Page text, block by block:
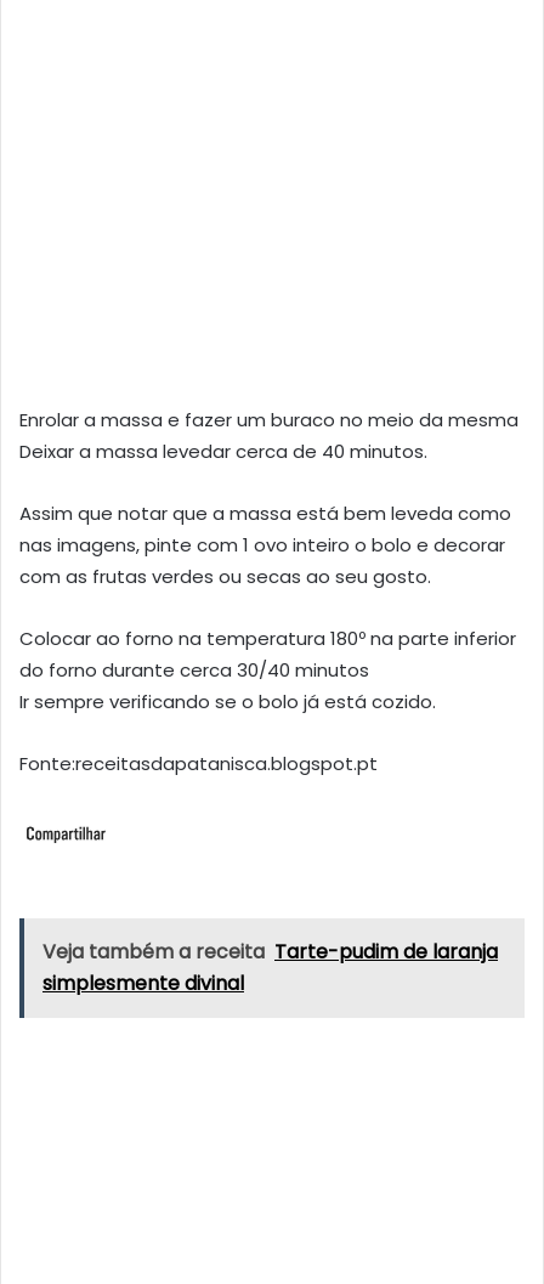
Enrolar a massa e fazer um buraco no meio da mesma
Deixar a massa levedar cerca de 40 minutos.
Assim que notar que a massa está bem leveda como
nas imagens, pinte com 1 ovo inteiro o bolo e decorar
com as frutas verdes ou secas ao seu gosto.
Colocar ao forno na temperatura 180º na parte inferior
do forno durante cerca 30/40 minutos
Ir sempre verificando se o bolo já está cozido.
Fonte:receitasdapatanisca.blogspot.pt
Veja também a receita Tarte-pudim de laranja
simplesmente divinal